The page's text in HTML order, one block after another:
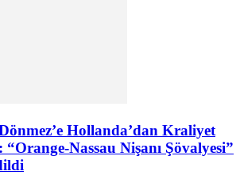
Hollanda’dan Kraliyet
Nassau Nişanı Şövalyesi”